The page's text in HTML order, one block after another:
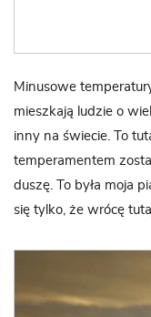
Minusowe
mieszkają ludzie o
inny na świecie. To
temperamentem
duszę. To była moja
się tylko, że wrócę